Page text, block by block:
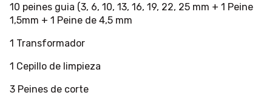
10 peines guia (3, 6, 10, 13, 16, 19, 22, 25 mm + 1 Peine
1,5mm + 1 Peine de 4,5 mm
1 Transformador
1 Cepillo de limpieza
3 Peines de corte